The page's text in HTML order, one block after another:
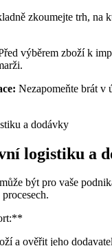
zkoumejte trh, na
výběrem zboží k
Nezapomeňte brát v
logistiku a
být pro vaše
a ověřit jeho